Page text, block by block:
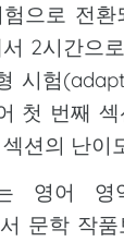
으로 전
2시간으
시험
첫 번째
션의 난이
영어 영
문학 작